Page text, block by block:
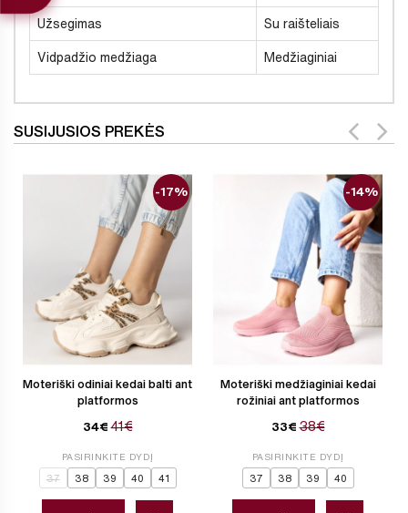
Užsegimas Su raišteliais
Vidpadžio medžiaga Medžiaginiai
SUSIJUSIOS PREKĖS
Moteriški odiniai kedai balti ant
platformos
34€ 41€
-17%
PASIRINKITE DYDĮ
37 38 39 40 41
Moteriški medžiaginiai kedai
rožiniai ant platformos
33€ 38€
-14%
PASIRINKITE DYDĮ
37 38 39 40